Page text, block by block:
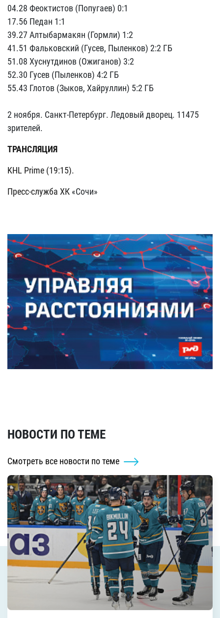
04.28 Феоктистов (Попугаев) 0:1
17.56 Педан 1:1
39.27 Алтыбармакян (Гормли) 1:2
41.51 Фальковский (Гусев, Пыленков) 2:2 ГБ
51.08 Хуснутдинов (Ожиганов) 3:2
52.30 Гусев (Пыленков) 4:2 ГБ
55.43 Глотов (Зыков, Хайруллин) 5:2 ГБ
2 ноября. Санкт-Петербург. Ледовый дворец. 11475
зрителей.
ТРАНСЛЯЦИЯ
KHL Prime (19:15).
Пресс-служба ХК «Сочи»
НОВОСТИ ПО ТЕМЕ
Смотреть все новости по теме